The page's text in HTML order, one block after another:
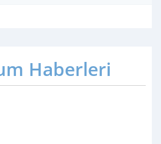
Haberleri